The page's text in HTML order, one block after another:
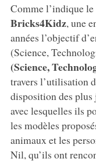
Comme l’indique
Bricks4Kidz, une
années l’objectif
(Science,
(Science,
travers l’utilisation
disposition des plus
avec lesquelles ils
les modèles
animaux et les
Nil, qu’ils ont